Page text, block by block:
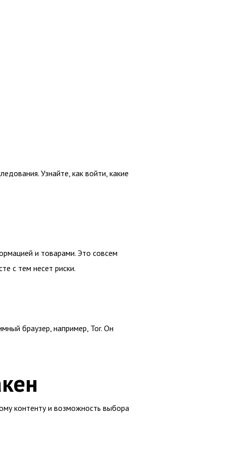
Узнайте, как войти, какие
и товарами. Это совсем
с тем несет риски.
браузер, например, Tor. Он
контенту и возможность выбора